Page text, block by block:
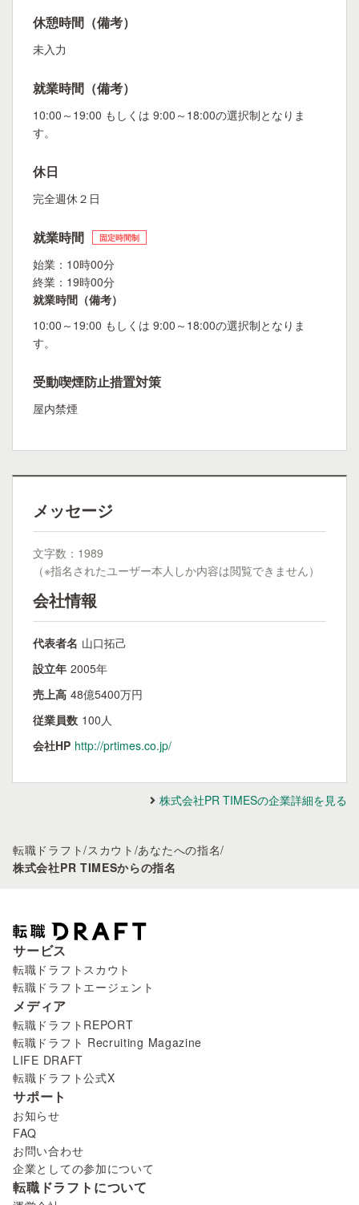
休憩時間（備考）
未入力
就業時間（備考）
10:00～19:00 もしくは 9:00～18:00の選択制となりま
す。
休日
完全週休２日
就業時間 固定時間制
始業：10時00分
終業：19時00分
就業時間（備考）
10:00～19:00 もしくは 9:00～18:00の選択制となりま
す。
受動喫煙防止措置対策
屋内禁煙
メッセージ
文字数：1989
（※指名されたユーザー本人しか内容は閲覧できません）
会社情報
代表者名 山口拓己
設立年 2005年
売上高 48億5400万円
従業員数 100人
会社HP http://prtimes.co.jp/
株式会社PR TIMESの企業詳細を見る
転職ドラフト/スカウト /あなたへの指名/
株式会社PR TIMESからの指名
サービス
転職ドラフトスカウト
転職ドラフトエージェント
メディア
転職ドラフトREPORT
転職ドラフト Recruiting Magazine
LIFE DRAFT
転職ドラフト公式X
サポート
お知らせ
FAQ
お問い合わせ
企業としての参加について
転職ドラフトについて